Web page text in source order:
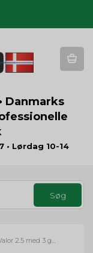
Danmarks
• Lørdag 10-14
Wiley X Valor 2.5 med 3 glas